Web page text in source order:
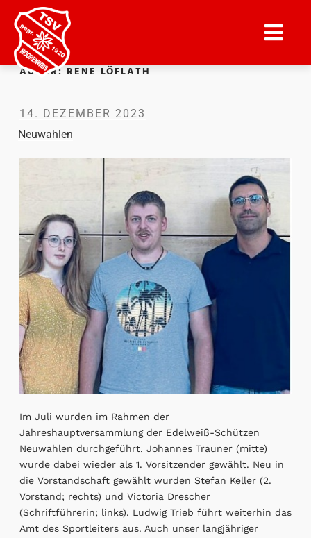
AUTOR: RENE LÖFLATH
14. DEZEMBER 2023
Neuwahlen
Im Juli wurden im Rahmen der
Jahreshauptversammlung der Edelweiß-Schützen
Neuwahlen durchgeführt. Johannes Trauner (mitte)
wurde dabei wieder als 1. Vorsitzender gewählt. Neu in
die Vorstandschaft gewählt wurden Stefan Keller (2.
Vorstand; rechts) und Victoria Drescher
(Schriftführerin; links). Ludwig Trieb führt weiterhin das
Amt des Sportleiters aus. Auch unser langjähriger